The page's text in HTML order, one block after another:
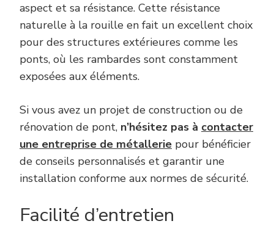
aspect et sa résistance. Cette résistance
naturelle à la rouille en fait un excellent choix
pour des structures extérieures comme les
ponts, où les rambardes sont constamment
exposées aux éléments.
Si vous avez un projet de construction ou de
rénovation de pont, n’hésitez pas à contacter
une entreprise de métallerie pour bénéficier
de conseils personnalisés et garantir une
installation conforme aux normes de sécurité.
Facilité d’entretien